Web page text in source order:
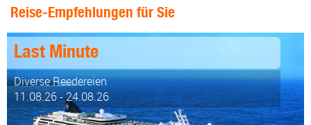
Reise-Empfehlungen für Sie
Last Minute
Diverse Reedereien
11.08.26 - 24.08.26